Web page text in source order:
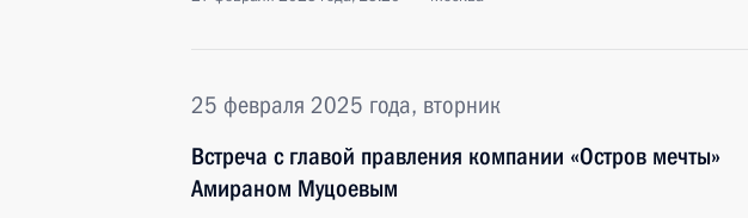
25 февраля 2025 года, вторник
Встреча с главой правления компании «Остров мечты»
Амираном Муцоевым